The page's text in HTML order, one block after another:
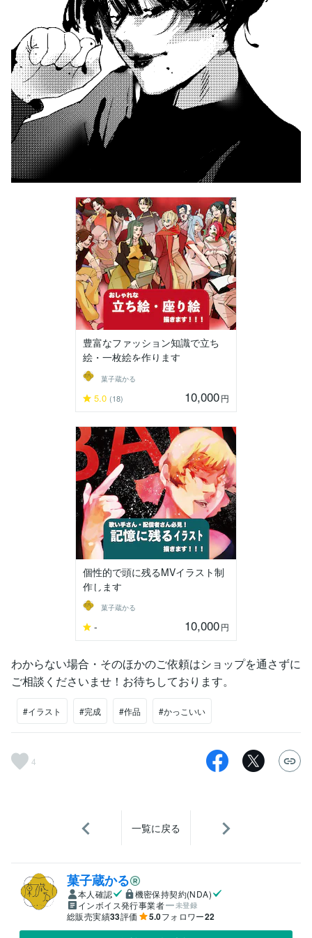
豊富なファッション知識で立ち
絵・一枚絵を作ります
菓子蔵かる
5.0 (18) 10,000円
個性的で頭に残るMVイラスト制
作します
菓子蔵かる
- 10,000円
わからない場合・そのほかのご依頼はショップを通さずに
ご相談くださいませ！お待ちしております。
#イラスト #完成 #作品 #かっこいい
4
一覧に戻る
菓子蔵かる
本人確認
機密保持契約(NDA)
インボイス発行事業者
未登録
総販売実績33評価 5.0フォロワー22